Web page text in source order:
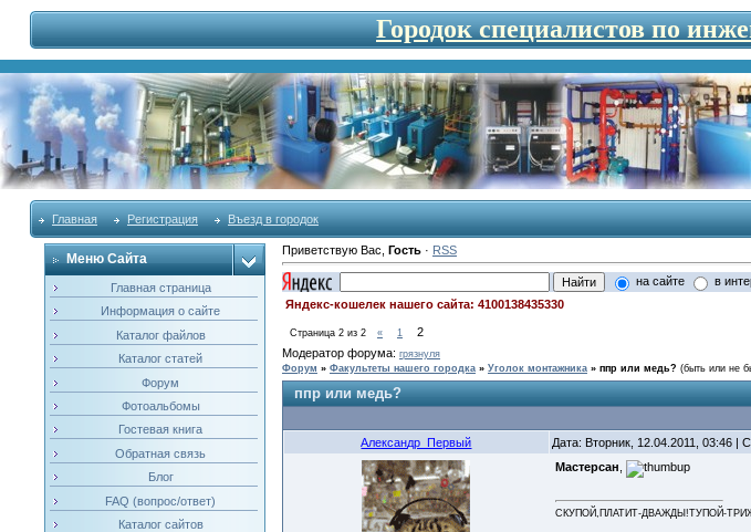
Городок специалистов по
Главная Регистрация Въезд в городок
Меню Сайта
Главная страница
Информация о сайте
Каталог файлов
Каталог статей
Форум
Фотоальбомы
Гостевая книга
Обратная связь
Блог
FAQ (вопрос/ответ)
Каталог сайтов
Приветствую Вас Гость· RSS
на сайте в
Яндекс-кошелек нашего сайта: 4100138435330
Страница 2из 2 « 1
2
Модератор форума: грязнуля
Форум » Факультеты нашего городка » Уголок монтажника » ппр или медь? (быть или не
ппр или медь?
Александр_Первый Дата: Вторник, 12.04.2011, 03:46 |
Мастерсан,
СКУПОЙ,ПЛАТИТ-ДВАЖДЫ!ТУПОЙ-